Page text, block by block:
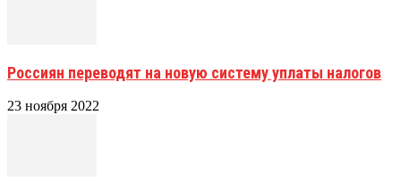
Россиян переводят на новую систему уплаты налогов
23 ноября 2022